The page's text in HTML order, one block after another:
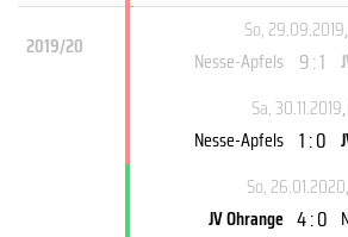
2019/20
So, 29.09.2019
Nesse-Apfels 9 : 1
Sa, 30.11.2019
Nesse-Apfels 1 : 0
So, 26.01.2020
JV Ohrange 4 : 0